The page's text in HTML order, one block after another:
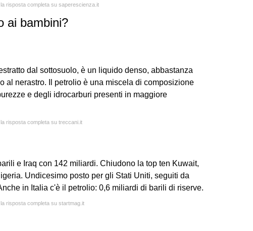
risposta completa su saperescienza.it
ai bambini?
dal sottosuolo, è un liquido denso, abbastanza
al nerastro. Il petrolio è una miscela di composizione
e degli idrocarburi presenti in maggiore
risposta completa su treccani.it
e Iraq con 142 miliardi. Chiudono la top ten Kuwait,
Undicesimo posto per gli Stati Uniti, seguiti da
in Italia c'è il petrolio: 0,6 miliardi di barili di riserve.
risposta completa su startmag.it